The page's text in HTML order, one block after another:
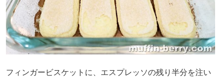
フィンガービスケットに、エスプレッソの残り半分を注い